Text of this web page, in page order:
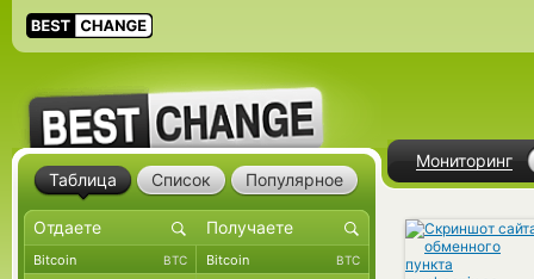
Мониторинг
Таблица Список Популярное
Bitcoin BTC Bitcoin BTC